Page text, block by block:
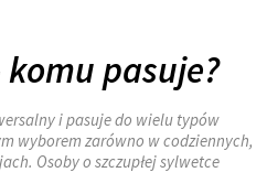
komu pasuje?
i pasuje do wielu typów
wyborem zarówno w codziennych,
Osoby o szczupłej sylwetce